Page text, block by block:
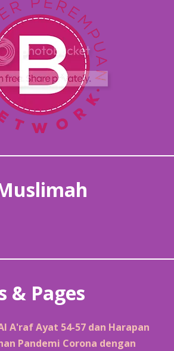
& Pages
A'raf Ayat 54-57 dan Harapan
Pandemi Corona dengan